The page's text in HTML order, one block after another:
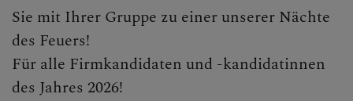
Sie mit Ihrer Gruppe zu einer unserer Nächte
des Feuers!
Für alle Firmkandidaten und -kandidatinnen
des Jahres 2026!